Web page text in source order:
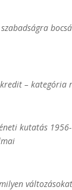
– kategória
kutatás